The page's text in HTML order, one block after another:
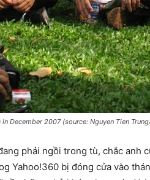
December 2007 (source: Nguyen Tien
phải ngồi trong tù, chắc
Yahoo!360 bị đóng cửa vào